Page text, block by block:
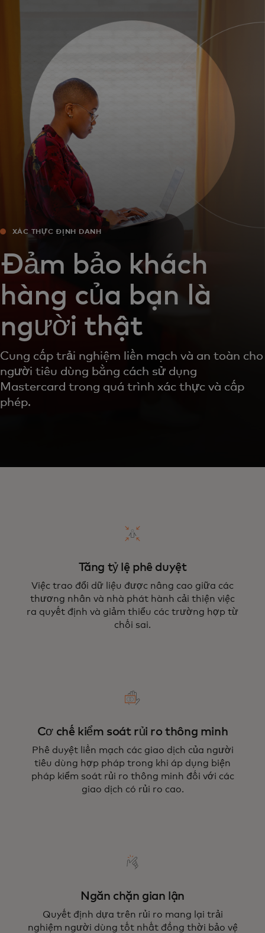
Dành cho doanh nghiệp
Dành cho thế giới
Dành cho nhà đổi mới
Tin tức và xu hướng
XÁC THỰC ĐỊNH DANH
Đảm bảo khách
hàng của bạn là
người thật
Cung cấp trải nghiệm liền mạch và an toàn cho
người tiêu dùng bằng cách sử dụng
Mastercard trong quá trình xác thực và cấp
phép.
Tăng tỷ lệ phê duyệt
Việc trao đổi dữ liệu được nâng cao giữa các
thương nhân và nhà phát hành cải thiện việc
ra quyết định và giảm thiểu các trường hợp từ
chối sai.
Cơ chế kiểm soát rủi ro thông minh
Phê duyệt liền mạch các giao dịch của người
tiêu dùng hợp pháp trong khi áp dụng biện
pháp kiểm soát rủi ro thông minh đối với các
giao dịch có rủi ro cao.
Ngăn chặn gian lận
Quyết định dựa trên rủi ro mang lại trải
nghiệm người dùng tốt nhất đồng thời bảo vệ